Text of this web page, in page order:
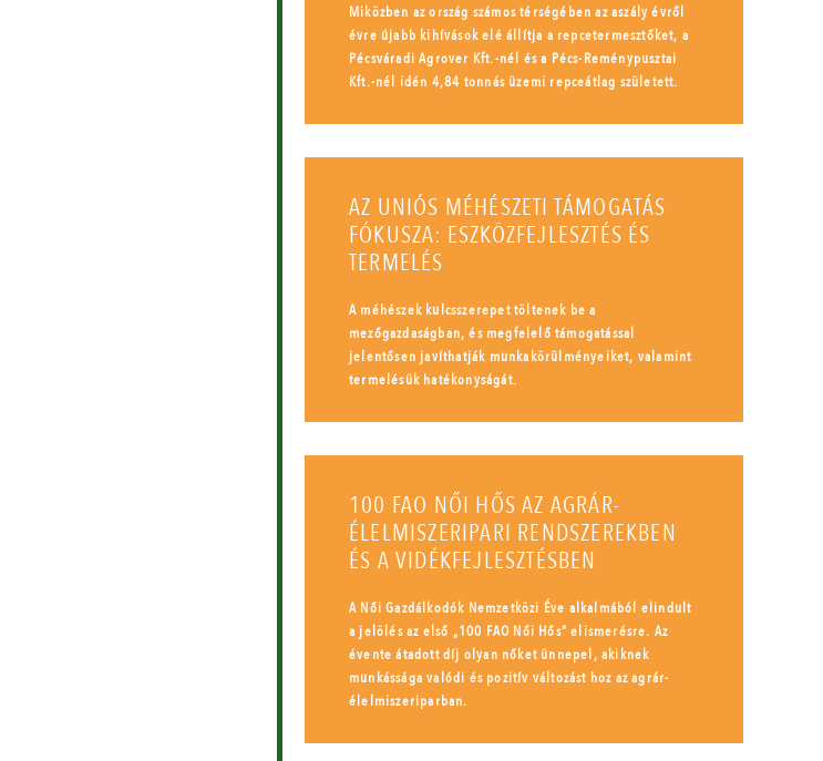
Miközben az ország számos térségében az aszály évről
évre újabb kihívások elé állítja a repcetermesztőket, a
Pécsváradi Agrover Kft.-nél és a Pécs-Reménypusztai
Kft.-nél idén 4,84 tonnás üzemi repceátlag született.
AZ UNIÓS MÉHÉSZETI TÁMOGATÁS
FÓKUSZA: ESZKÖZFEJLESZTÉS ÉS
TERMELÉS
A méhészek kulcsszerepet töltenek be a
mezőgazdaságban, és megfelelő támogatással
jelentősen javíthatják munkakörülményeiket, valamint
termelésük hatékonyságát.
100 FAO NŐI HŐS AZ AGRÁR-
ÉLELMISZERIPARI RENDSZEREKBEN
ÉS A VIDÉKFEJLESZTÉSBEN
A Női Gazdálkodók Nemzetközi Éve alkalmából elindult
a jelölés az első „100 FAO Női Hős” elismerésre. Az
évente átadott díj olyan nőket ünnepel, akiknek
munkássága valódi és pozitív változást hoz az agrár-
élelmiszeriparban.